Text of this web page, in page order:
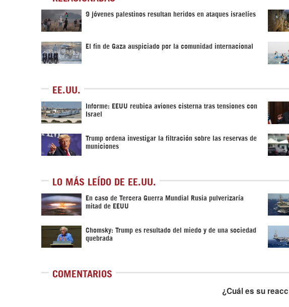
9 jóvenes palestinos resultan heridos en ataques israelíes
El fin de Gaza auspiciado por la comunidad internacional
EE.UU.
Informe: EEUU reubica aviones cisterna tras tensiones con
Israel
Trump ordena investigar la filtración sobre las reservas de
municiones
LO MÁS LEÍDO DE EE.UU.
En caso de Tercera Guerra Mundial Rusia pulverizaría
mitad de EEUU
Chomsky: Trump es resultado del miedo y de una sociedad
quebrada
COMENTARIOS